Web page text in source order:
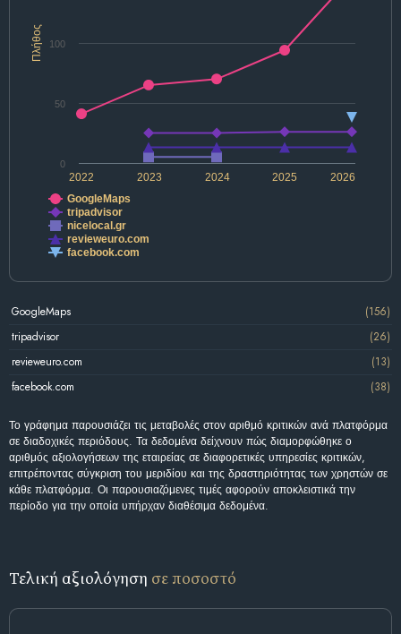
Πλήθος
2022 2024 2026
2023 2025
0
50
100
GoogleMaps
tripadvisor
nicelocal.gr
revieweuro.com
facebook.com
GoogleMaps
(156)
tripadvisor
(26)
revieweuro.com
(13)
facebook.com
(38)
Το γράφημα παρουσιάζει τις μεταβολές στον αριθμό κριτικών ανά πλατφόρμα
σε διαδοχικές περιόδους. Τα δεδομένα δείχνουν πώς διαμορφώθηκε ο
αριθμός αξιολογήσεων της εταιρείας σε διαφορετικές υπηρεσίες κριτικών,
επιτρέποντας σύγκριση του μεριδίου και της δραστηριότητας των χρηστών σε
κάθε πλατφόρμα. Οι παρουσιαζόμενες τιμές αφορούν αποκλειστικά την
περίοδο για την οποία υπήρχαν διαθέσιμα δεδομένα.
Τελική αξιολόγηση σε ποσοστό